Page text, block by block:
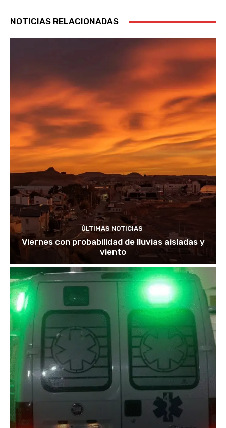
NOTICIAS RELACIONADAS
ÚLTIMAS NOTICIAS
Viernes con probabilidad de lluvias aisladas y
viento